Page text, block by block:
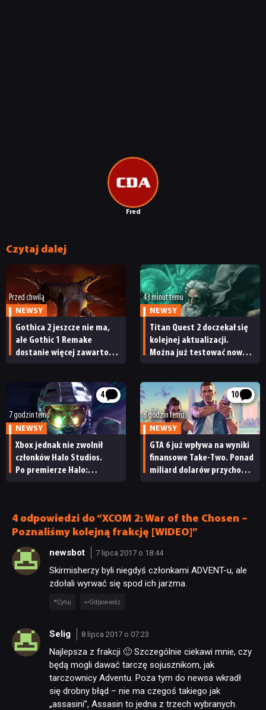
KULTURA
TECHNOLOGIE
DYSKUSJE
JUŻ GRALIŚMY
SKLEP
Fred
Czytaj dalej
Przed chwilą
NEWSY
Gothica 2 jeszcze nie ma,
ale Gothic 1 Remake
dostanie więcej zawartości.
43 minut temu
NEWSY
Titan Quest 2 doczekał się
kolejnej aktualizacji.
Można już testować nową
4
7 godzin temu
NEWSY
Xbox jednak nie zwolnił
członków Halo Studios.
Po premierze Halo:
10
8 godzin temu
NEWSY
GTA 6 już wpływa na wyniki
finansowe Take-Two. Ponad
miliard dolarów przychodu
4 odpowiedzi do “XCOM 2: War of the Chosen –
Poznaliśmy kolejną frakcję [WIDEO]”
newsbot 7 lipca 2017 o 18:44
Skirmisherzy byli niegdyś członkami ADVENT-u, ale
zdołali wyrwać się spod ich jarzma.
Cytuj Odpowiedz
Selig 8 lipca 2017 o 07:23
Najlepsza z frakcji 🙂 Szczególnie ciekawi mnie, czy
będą mogli dawać tarczę sojusznikom, jak
tarczownicy Adventu. Poza tym do newsa wkradł
się drobny błąd – nie ma czegoś takiego jak
„assasini”, Assasin to jedna z trzech wybranych.